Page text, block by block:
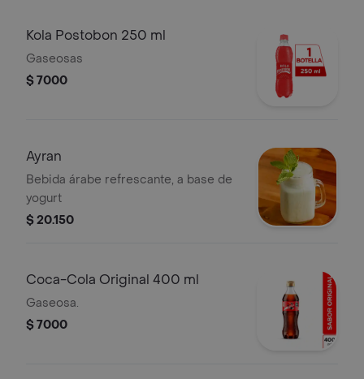
Kola Postobon 250 ml
Gaseosas
$ 7000
Ayran
Bebida árabe refrescante, a base de
yogurt
$ 20.150
Coca-Cola Original 400 ml
Gaseosa.
$ 7000